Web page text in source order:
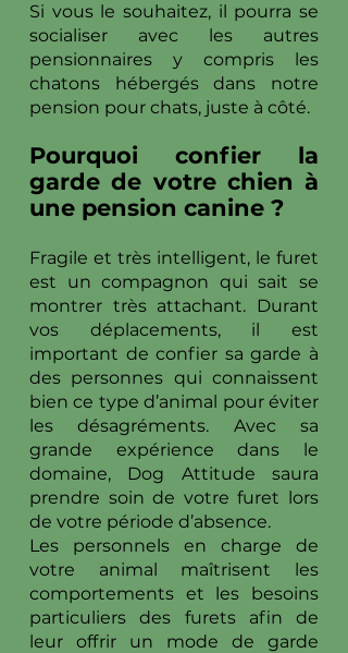
Si vous le souhaitez, il pourra se
socialiser avec les autres
pensionnaires y compris les
chatons hébergés dans notre
pension pour chats, juste à côté.
Pourquoi confier la
garde de votre chien à
une pension canine ?
Fragile et très intelligent, le furet
est un compagnon qui sait se
montrer très attachant. Durant
vos déplacements, il est
important de confier sa garde à
des personnes qui connaissent
bien ce type d’animal pour éviter
les désagréments. Avec sa
grande expérience dans le
domaine, Dog Attitude saura
prendre soin de votre furet lors
de votre période d’absence.
Les personnels en charge de
votre animal maîtrisent les
comportements et les besoins
particuliers des furets afin de
leur offrir un mode de garde